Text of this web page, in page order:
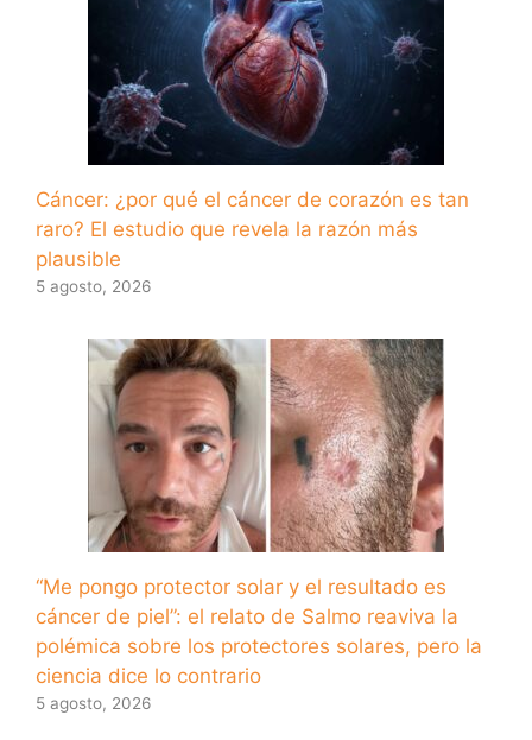
Cáncer: ¿por qué el cáncer de corazón es tan
raro? El estudio que revela la razón más
plausible
5 agosto, 2026
“Me pongo protector solar y el resultado es
cáncer de piel”: el relato de Salmo reaviva la
polémica sobre los protectores solares, pero la
ciencia dice lo contrario
5 agosto, 2026